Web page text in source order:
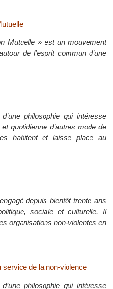
Mutuelle » est un mouvement
de l’esprit commun d’une
philosophie qui intéresse
quotidienne d’autres mode de
habitent et laisse place au
depuis bientôt trente ans
sociale et culturelle. Il
organisations non-violentes en
service de la non-violence
philosophie qui intéresse